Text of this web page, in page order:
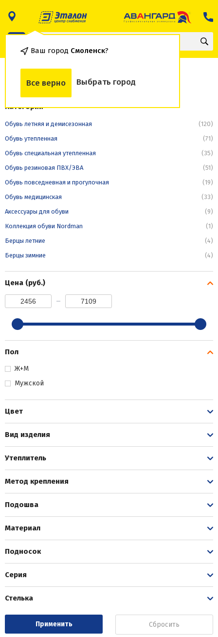
Ваш город Смоленск?
Все верно Выбрать город
Зимние берцы
Категории
Обувь летняя и демисезонная
(120)
Обувь утепленная
(71)
Обувь специальная утепленная
(35)
Обувь резиновая ПВХ/ЭВА
(51)
Обувь повседневная и прогулочная
(19)
Обувь медицинская
(33)
Аксессуары для обуви
(9)
Коллекция обуви Nordman
(1)
Берцы летние
(4)
Берцы зимние
(4)
Цена (руб.)
Пол
Ж+М
Мужской
Цвет
Вид изделия
Утеплитель
Метод крепления
Подошва
Материал
Подносок
Серия
Стелька
Сбросить